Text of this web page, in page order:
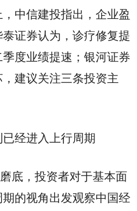
中信建投指出，企业盈
证券认为，诊疗修复提
度业绩提速；银河证券
建议关注三条投资主
经进入上行周期
底，投资者对于基本面
的视角出发观察中国经